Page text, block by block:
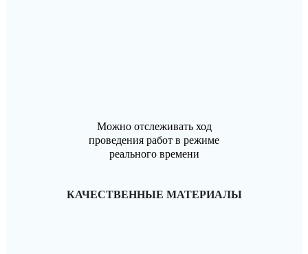
Можно отслеживать ход
проведения работ в режиме
реального времени
КАЧЕСТВЕННЫЕ МАТЕРИАЛЫ